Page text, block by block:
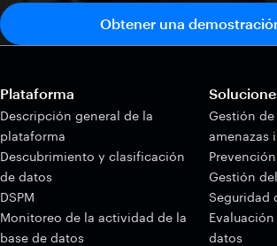
Obtener una
Plataforma
Descripción general de la
plataforma
Descubrimiento y clasificación
de datos
DSPM
Monitoreo de la actividad de la
base de datos
Gestión
amenazas
Gestión
Seguridad
datos